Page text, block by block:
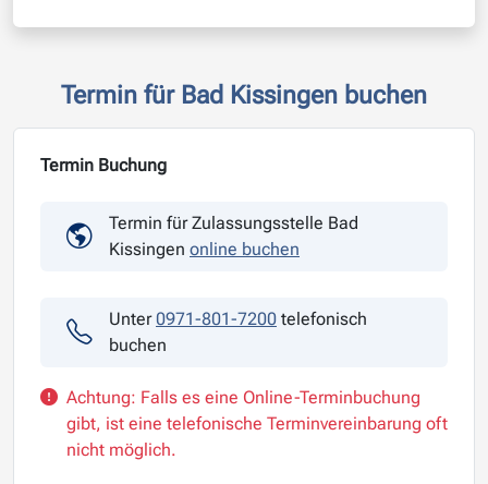
Termin für Bad Kissingen buchen
Termin Buchung
Termin für Zulassungsstelle Bad
Kissingen online buchen
Unter0971-801-7200 telefonisch
buchen
Achtung: Falls es eine Online-Terminbuchung
gibt, ist eine telefonische Terminvereinbarung oft
nicht möglich.